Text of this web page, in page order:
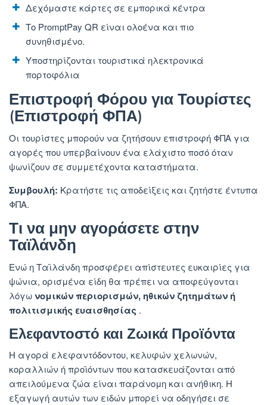
Δεχόμαστε κάρτες σε εμπορικά κέντρα
Το PromptPay QR είναι ολοένα και πιο
συνηθισμένο.
Υποστηρίζονται τουριστικά ηλεκτρονικά
πορτοφόλια
Επιστροφή Φόρου για Τουρίστες
(Επιστροφή ΦΠΑ)
Οι τουρίστες μπορούν να ζητήσουν επιστροφή ΦΠΑ για
αγορές που υπερβαίνουν ένα ελάχιστο ποσό όταν
ψωνίζουν σε συμμετέχοντα καταστήματα.
Συμβουλή: Κρατήστε τις αποδείξεις και ζητήστε έντυπα
ΦΠΑ.
Τι να μην αγοράσετε στην
Ταϊλάνδη
Ενώ η Ταϊλάνδη προσφέρει απίστευτες ευκαιρίες για
ψώνια, ορισμένα είδη θα πρέπει να αποφεύγονται
λόγωνομικών περιορισμών, ηθικών ζητημάτων ή
πολιτισμικής ευαισθησίας .
Ελεφαντοστό και Ζωικά Προϊόντα
Η αγορά ελεφαντόδοντου, κελυφών χελωνών,
κοραλλιών ή προϊόντων που κατασκευάζονται από
απειλούμενα ζώα είναι παράνομη και ανήθικη. Η
εξαγωγή αυτών των ειδών μπορεί να οδηγήσει σε